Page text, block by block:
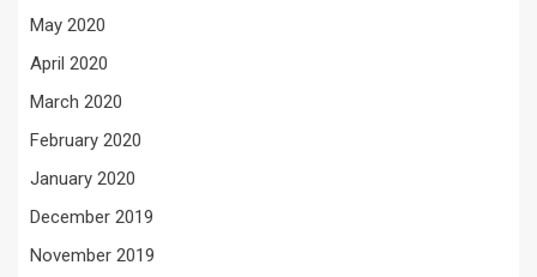
May 2020
April 2020
March 2020
February 2020
January 2020
December 2019
November 2019